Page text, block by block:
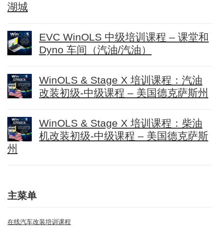
湖城
EVC WinOLS 中级培训课程 – 课堂和
Dyno 车间（汽油/汽油）
WinOLS & Stage X 培训课程：汽油
改装初级-中级课程 – 美国德克萨斯州
WinOLS & Stage X 培训课程：柴油
机改装初级-中级课程 – 美国德克萨斯
州
主菜单
在线汽车改装培训课程